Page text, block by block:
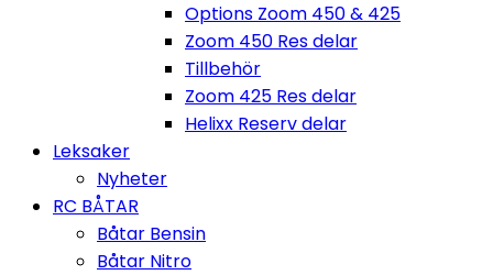
Options Zoom 450 & 425
Zoom 450 Res delar
Tillbehör
Zoom 425 Res delar
Helixx Reserv delar
Leksaker
Nyheter
RC BÅTAR
Båtar Bensin
Båtar Nitro